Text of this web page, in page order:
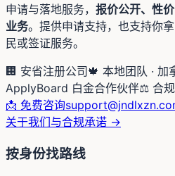
申请与落地服务， 报价公开、性
业务。提供申请支持，也支持你
民或签证服务。
🏢 安省注册公司🍁 本地团队 · 加
ApplyBoard 白金合作伙伴⚖️ 合规
📩 免费咨询
关于我们与合规承诺 →
按身份找路线